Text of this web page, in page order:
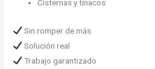
Cisternas y tinacos
Sin romper de más
Solución real
Trabajo garantizado